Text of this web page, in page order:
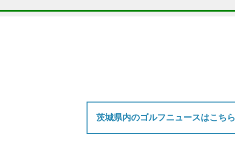
茨城県内のゴルフニュースはこちら